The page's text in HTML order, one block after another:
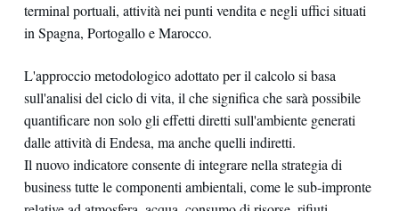
terminal portuali, attività nei punti vendita e negli uffici situati
in Spagna, Portogallo e Marocco.
L'approccio metodologico adottato per il calcolo si basa
sull'analisi del ciclo di vita, il che significa che sarà possibile
quantificare non solo gli effetti diretti sull'ambiente generati
dalle attività di Endesa, ma anche quelli indiretti.
Il nuovo indicatore consente di integrare nella strategia di
business tutte le componenti ambientali, come le sub-impronte